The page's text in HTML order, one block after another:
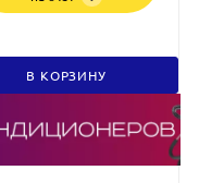
В КОРЗИНУ